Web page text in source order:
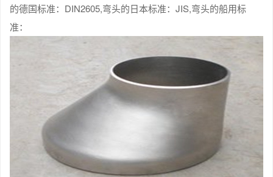
的德国标准：DIN2605,弯头的日本标准：JIS,弯头的船用标
准：